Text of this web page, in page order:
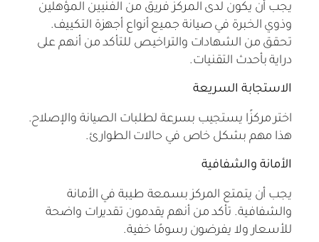
يجب أن يكون لدى المركز فريق من الفنيين المؤهلين
وذوي الخبرة في صيانة جميع أنواع أجهزة التكييف.
تحقق من الشهادات والتراخيص للتأكد من أنهم على
دراية بأحدث التقنيات.
الاستجابة السريعة
اختر مركزًا يستجيب بسرعة لطلبات الصيانة والإصلاح.
هذا مهم بشكل خاص في حالات الطوارئ.
الأمانة والشفافية
يجب أن يتمتع المركز بسمعة طيبة في الأمانة
والشفافية. تأكد من أنهم يقدمون تقديرات واضحة
للأسعار ولا يفرضون رسومًا خفية.